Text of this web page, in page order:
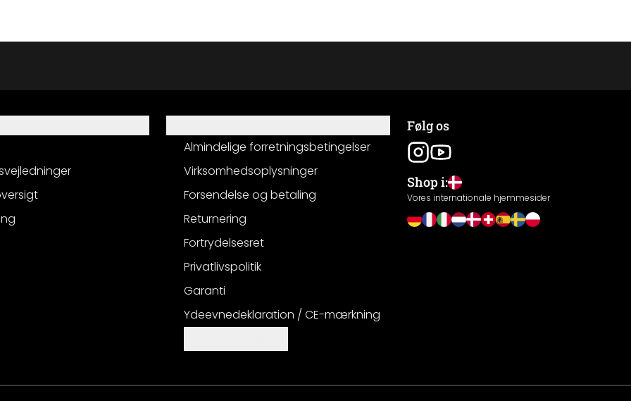
Almindelige forretningsbetingelser
Virksomhedsoplysninger
Forsendelse og betaling
Returnering
Fortrydelsesret
Privatlivspolitik
Garanti
Ydeevnedeklaration / CE-mærkning
Følg os
Shop i:
Vores internationale hjemmesider